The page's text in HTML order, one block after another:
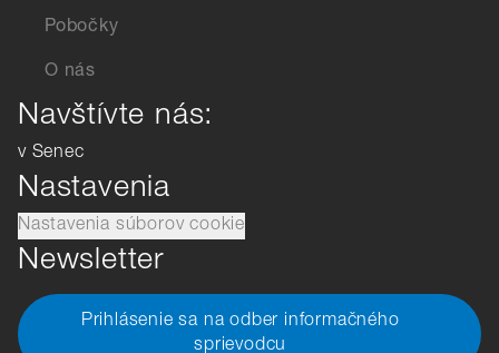
Pobočky
O nás
Navštívte nás:
v Senec
Nastavenia
Nastavenia súborov cookie
Newsletter
Prihlásenie sa na odber informačného
sprievodcu